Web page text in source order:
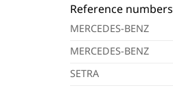
Reference numbers
MERCEDES-BENZ
MERCEDES-BENZ
SETRA